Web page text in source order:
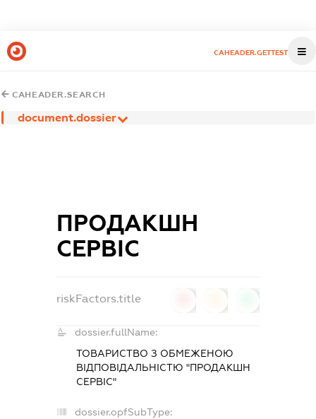
CAHEADER.GETTEST
CAHEADER.SEARCH
document.dossier
ПРОДАКШН
СЕРВІС
riskFactors.title
dossier.fullName:
ТОВАРИСТВО З ОБМЕЖЕНОЮ
ВІДПОВІДАЛЬНІСТЮ "ПРОДАКШН
СЕРВІС"
dossier.opfSubType: